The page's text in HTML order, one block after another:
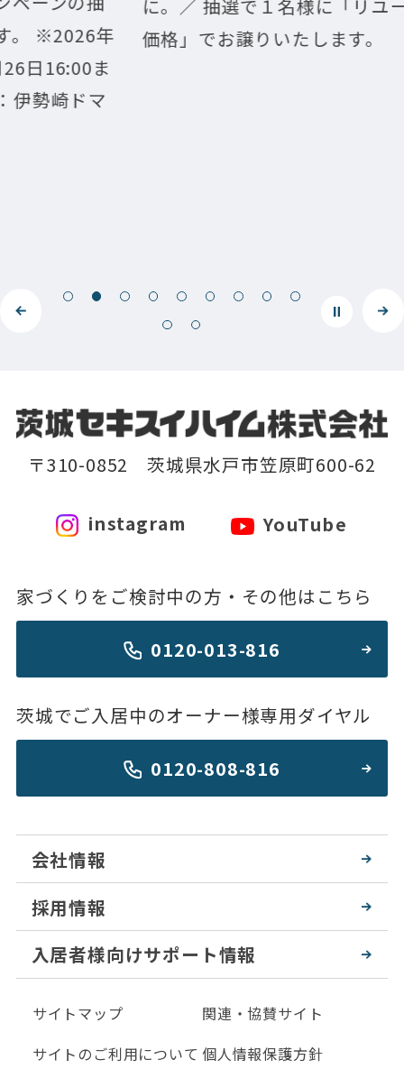
ま
に。／ 抽選で１名様に「リユース
価格」でお譲りいたします。
〒310-0852 茨城県水戸市笠原町600-62
instagram YouTube
家づくりをご検討中の方・その他はこちら
0120-013-816
茨城でご入居中のオーナー様専用ダイヤル
0120-808-816
会社情報
採用情報
入居者様向けサポート情報
サイトマップ
関連・協賛サイト
サイトのご利用について 個人情報保護方針